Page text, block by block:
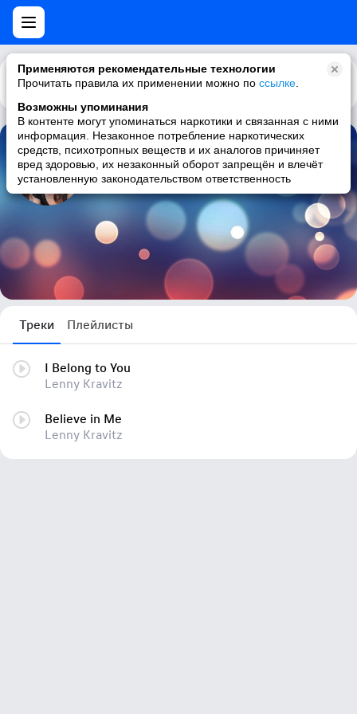
Применяются рекомендательные технологии
Прочитать правила их применении можно по ссылке
Возможны упоминания
В контенте могут упоминаться наркотики и связанная с ними
информация. Незаконное потребление наркотических
средств, психотропных веществ и их аналогов причиняет
вред здоровью, их незаконный оборот запрещён и влечёт
установленную законодательством ответственность
Каталог Рекомендации
Анастасия Щуковская
2 трека
Треки Плейлисты
I Belong to You
Lenny Kravitz
Believe in Me
Lenny Kravitz